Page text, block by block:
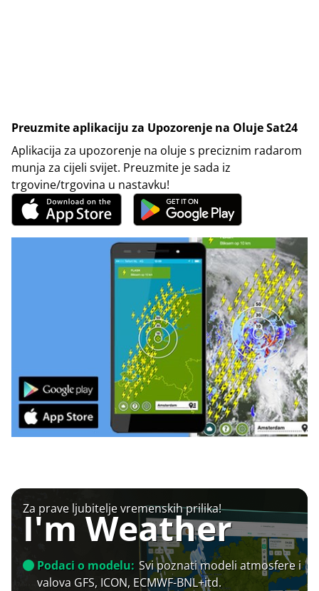
Preuzmite aplikaciju za Upozorenje na Oluje Sat24
Aplikacija za upozorenje na oluje s preciznim radarom
munja za cijeli svijet. Preuzmite je sada iz
trgovine/trgovina u nastavku!
Za prave ljubitelje vremenskih prilika!
I'm Weather
Podaci o modelu: Svi poznati modeli atmosfere i
valova GFS, ICON, ECMWF-BNL+itd.